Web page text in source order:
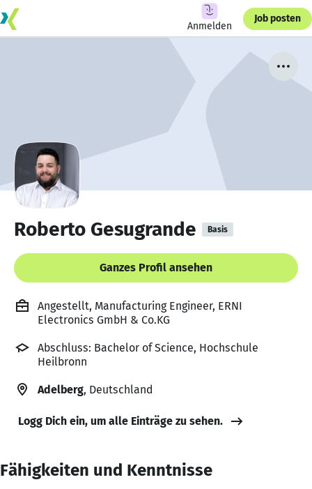
Anmelden
Job posten
Roberto Gesugrande Basis
Ganzes Profil ansehen
Angestellt, Manufacturing Engineer, ERNI
Electronics GmbH & Co.KG
Abschluss: Bachelor of Science, Hochschule
Heilbronn
Adelberg, Deutschland
Logg Dich ein, um alle Einträge zu sehen.
Fähigkeiten und Kenntnisse